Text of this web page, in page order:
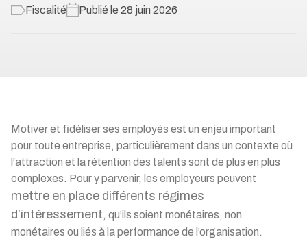
Fiscalité Publié le 28 juin 2026
Motiver et fidéliser ses employés est un enjeu important
pour toute entreprise, particulièrement dans un contexte où
l’attraction et la rétention des talents sont de plus en plus
complexes. Pour y parvenir, les employeurs peuvent
mettre en place différents régimes
d’intéressement, qu’ils soient monétaires, non
monétaires ou liés à la performance de l’organisation.